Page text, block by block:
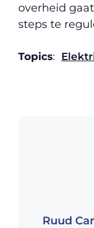
overheid
steps te
Topics:
Ruud